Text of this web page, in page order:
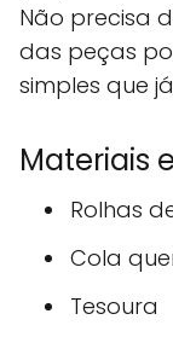
Não precisa
das peças
simples que
Materiais
Rolhas
Cola
Tesoura